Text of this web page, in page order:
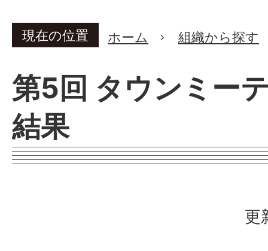
現在の位置 ホーム 組織から探す
第5回 タウンミー
結果
更